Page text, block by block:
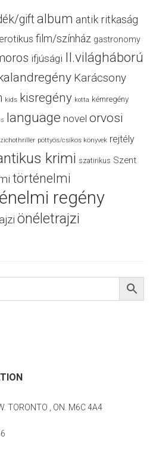
giftalbum antik ritkaság
erotikus film/színház gastronomy
ifjúsági II.világháború
Karácsony
kids kisregény kotta kémregény
language novel orvosi
pöttyös/csíkos könyvek rejtély
krimi szatirikus Szent
történelmi
regény
önéletrajzi
TORONTO , ON. M6C 4A4